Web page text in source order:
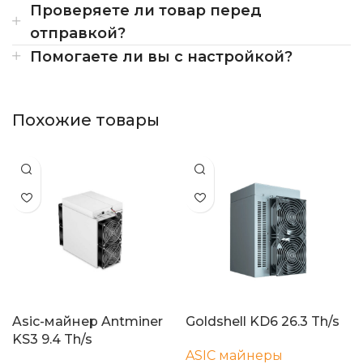
Проверяете ли товар перед
отправкой?
Помогаете ли вы с настройкой?
Похожие товары
Asic-майнер Antminer
KS3 9.4 Th/s
Goldshell KD6 26.3 Th/s
ASIC майнеры